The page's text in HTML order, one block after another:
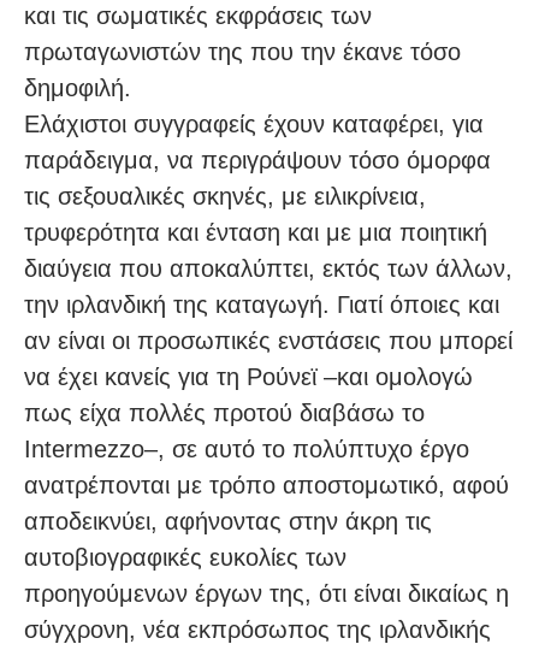
και τις σωματικές εκφράσεις των
πρωταγωνιστών της που την έκανε τόσο
δημοφιλή.
Ελάχιστοι συγγραφείς έχουν καταφέρει, για
παράδειγμα, να περιγράψουν τόσο όμορφα
τις σεξουαλικές σκηνές, με ειλικρίνεια,
τρυφερότητα και ένταση και με μια ποιητική
διαύγεια που αποκαλύπτει, εκτός των άλλων,
την ιρλανδική της καταγωγή. Γιατί όποιες και
αν είναι οι προσωπικές ενστάσεις που μπορεί
να έχει κανείς για τη Ρούνεϊ –και ομολογώ
πως είχα πολλές προτού διαβάσω το
Intermezzo–, σε αυτό το πολύπτυχο έργο
ανατρέπονται με τρόπο αποστομωτικό, αφού
αποδεικνύει, αφήνοντας στην άκρη τις
αυτοβιογραφικές ευκολίες των
προηγούμενων έργων της, ότι είναι δικαίως η
σύγχρονη, νέα εκπρόσωπος της ιρλανδικής